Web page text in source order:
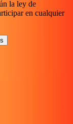
la ley de
en cualquier